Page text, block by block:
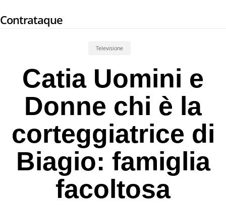
to
Contrataque
Televisione
Catia Uomini e
Donne chi è la
corteggiatrice di
Biagio: famiglia
facoltosa